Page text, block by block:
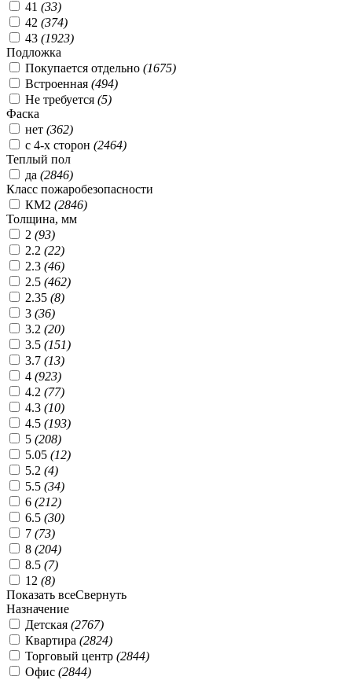
41 (33)
42 (374)
43 (1923)
Подложка
Покупается отдельно (1675)
Встроенная (494)
Не требуется (5)
Фаска
нет (362)
с 4-х сторон (2464)
Теплый пол
да (2846)
Класс пожаробезопасности
КМ2 (2846)
Толщина, мм
2 (93)
2.2 (22)
2.3 (46)
2.5 (462)
2.35 (8)
3 (36)
3.2 (20)
3.5 (151)
3.7 (13)
4 (923)
4.2 (77)
4.3 (10)
4.5 (193)
5 (208)
5.05 (12)
5.2 (4)
5.5 (34)
6 (212)
6.5 (30)
7 (73)
8 (204)
8.5 (7)
12 (8)
Показать всеСвернуть
Назначение
Детская (2767)
Квартира (2824)
Торговый центр (2844)
Офис (2844)